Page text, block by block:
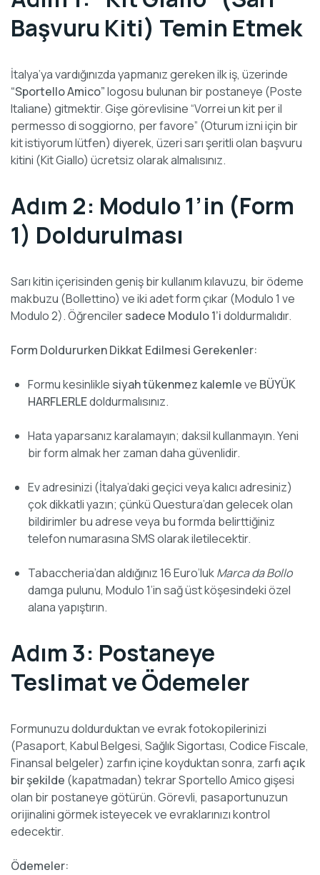
Başvuru Kiti) Temin Etmek
İtalya’ya vardığınızda yapmanız gereken ilk iş, üzerinde
“Sportello Amico”logosu bulunan bir postaneye (Poste
Italiane) gitmektir. Gişe görevlisine “Vorrei un kit per il
permesso di soggiorno, per favore” (Oturum izni için bir
kit istiyorum lütfen) diyerek, üzeri sarı şeritli olan başvuru
kitini (Kit Giallo) ücretsiz olarak almalısınız.
Adım 2: Modulo 1’in (Form
1) Doldurulması
Sarı kitin içerisinden geniş bir kullanım kılavuzu, bir ödeme
makbuzu (Bollettino) ve iki adet form çıkar (Modulo 1 ve
Modulo 2). Öğrencilersadece Modulo 1’idoldurmalıdır.
Form Doldururken Dikkat Edilmesi Gerekenler:
Formu kesinlikle siyah tükenmez kalemleve BÜYÜK
HARFLERLEdoldurmalısınız.
Hata yaparsanız karalamayın; daksil kullanmayın. Yeni
bir form almak her zaman daha güvenlidir.
Ev adresinizi (İtalya’daki geçici veya kalıcı adresiniz)
çok dikkatli yazın; çünkü Questura’dan gelecek olan
bildirimler bu adrese veya bu formda belirttiğiniz
telefon numarasına SMS olarak iletilecektir.
Tabaccheria’dan aldığınız 16 Euro’lukMarca da Bollo
damga pulunu, Modulo 1’in sağ üst köşesindeki özel
alana yapıştırın.
Adım 3: Postaneye
Teslimat ve Ödemeler
Formunuzu doldurduktan ve evrak fotokopilerinizi
(Pasaport, Kabul Belgesi, Sağlık Sigortası, Codice Fiscale,
Finansal belgeler) zarfın içine koyduktan sonra, zarfı açık
bir şekilde (kapatmadan) tekrar Sportello Amico gişesi
olan bir postaneye götürün. Görevli, pasaportunuzun
orijinalini görmek isteyecek ve evraklarınızı kontrol
edecektir.
Ödemeler: